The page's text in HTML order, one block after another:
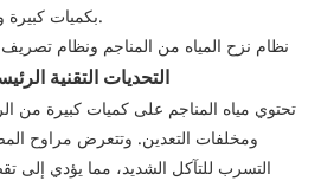
بكميات كبيرة ومنع الفيضانات بشكل موثوق.
2. التحديات التقنية
تحتوي مياه المناجم على كميات كبيرة من
ومخلفات التعدين. وتتعرض مراوح
التسرب للتآكل الشديد، مما يؤدي إلى